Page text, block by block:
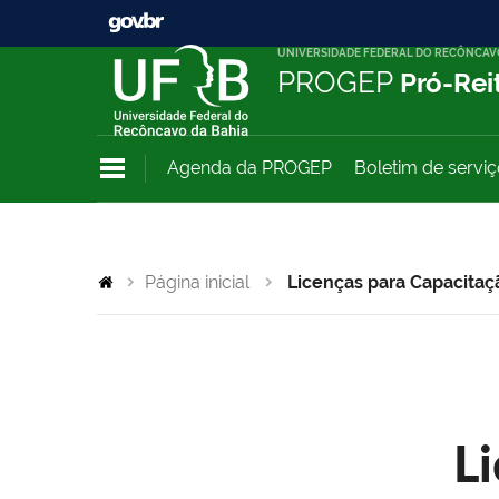
UNIVERSIDADE FEDERAL DO
PROGEP Pró-
Agenda da PROGEP Boletim de
Página inicial Licenças para